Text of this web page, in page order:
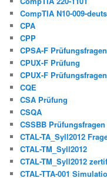
CompTIA N10-009-
CPA
CPP
CPSA-F
CPUX-F Prüfung
CPUX-F Prüfungsfragen
CQE
CSA Prüfung
CSQA
CSSBB Prüfungsfragen
CTAL-TA_Syll2012
CTAL-TM_Syll2012
CTAL-TM_Syll2012
CTAL-TTA-001